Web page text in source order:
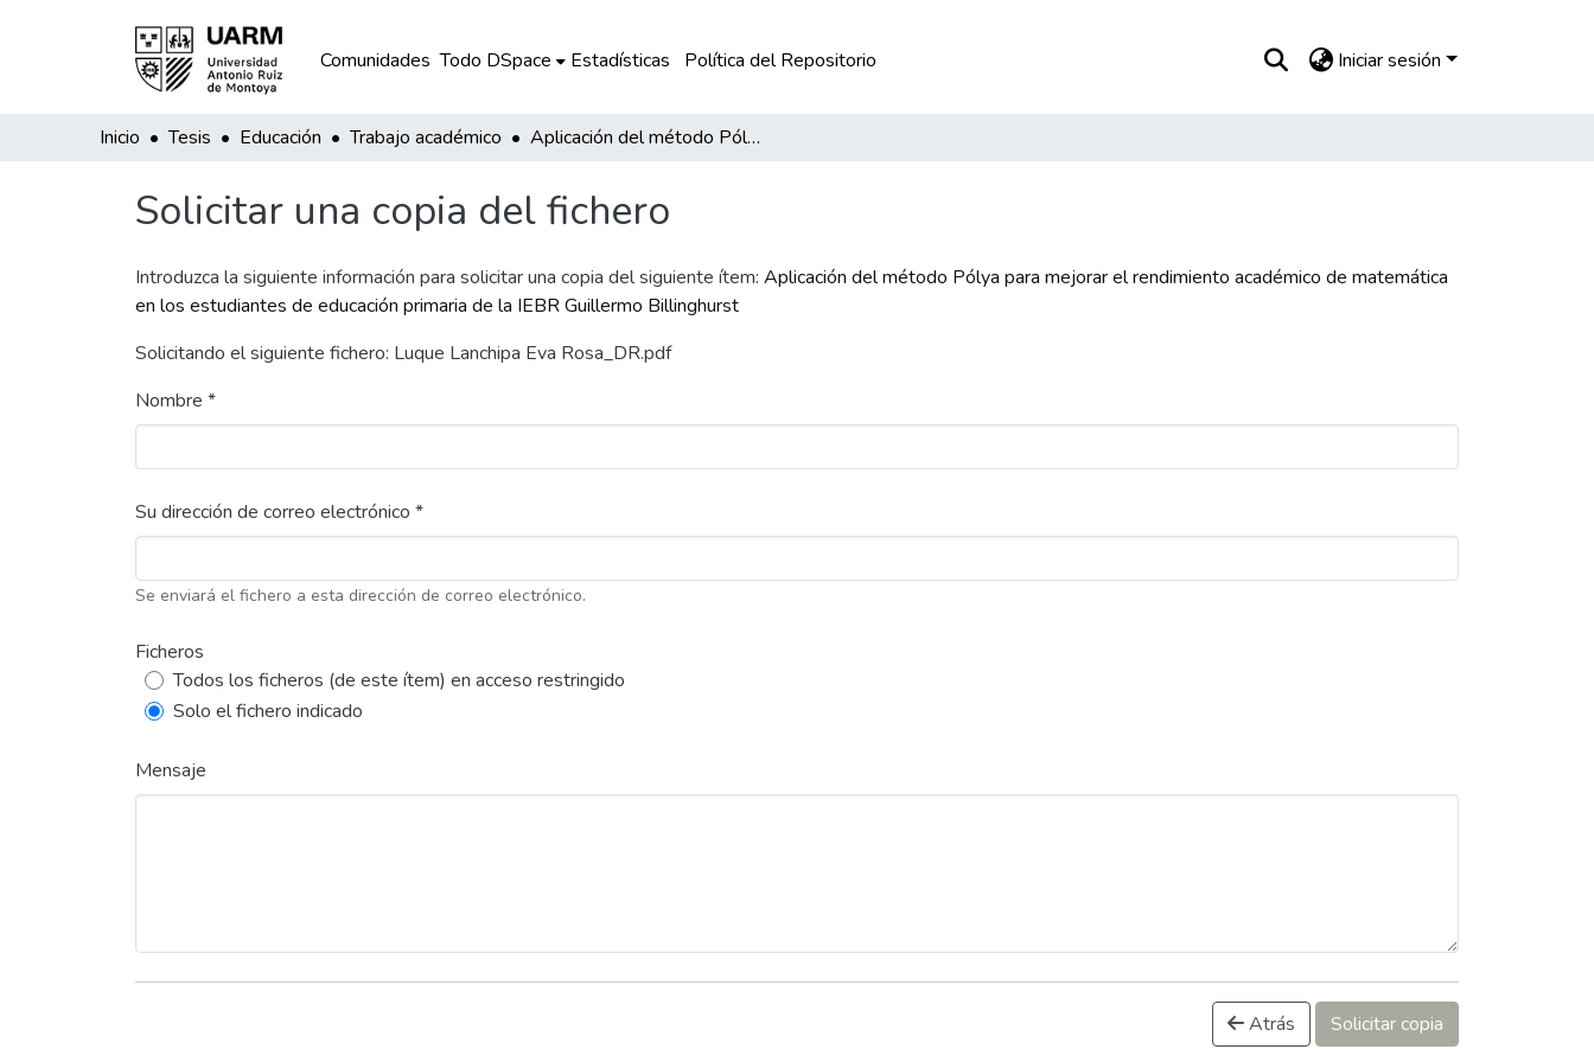
Comunidades Todo DSpace Estadísticas Política del Repositorio Iniciar sesión
Inicio Tesis Educación Trabajo académico Aplicación del método Pólya para mejorar el rendimiento académico de matemática en los estudiantes de educación primaria de la IEBR Guillermo Billinghurst
Solicitar una copia del fichero
Introduzca la siguiente información para solicitar una copia del siguiente ítem: Aplicación del método Pólya para mejorar el rendimiento académico de matemática
en los estudiantes de educación primaria de la IEBR Guillermo Billinghurst
Solicitando el siguiente fichero: Luque Lanchipa Eva Rosa_DR.pdf
Nombre *
Su dirección de correo electrónico *
Se enviará el fichero a esta dirección de correo electrónico.
Ficheros
Todos los ficheros (de este ítem) en acceso restringido
Solo el fichero indicado
Mensaje
Atrás Solicitar copia